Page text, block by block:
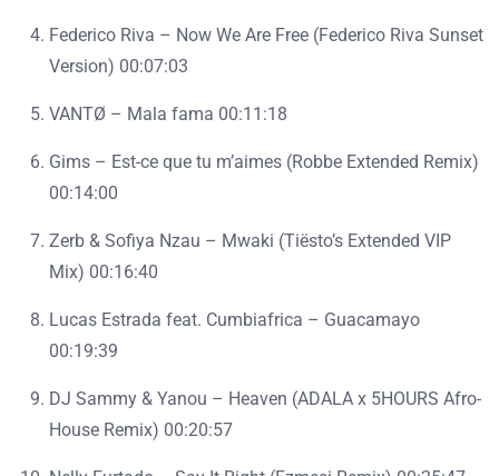
Federico Riva – Now We Are Free (Federico Riva Sunset
Version) 00:07:03
VANTØ – Mala fama 00:11:18
Gims – Est-ce que tu m’aimes (Robbe Extended Remix)
00:14:00
Zerb & Sofiya Nzau – Mwaki (Tiësto’s Extended VIP
Mix) 00:16:40
Lucas Estrada feat. Cumbiafrica – Guacamayo
00:19:39
DJ Sammy & Yanou – Heaven (ADALA x 5HOURS Afro-
House Remix) 00:20:57